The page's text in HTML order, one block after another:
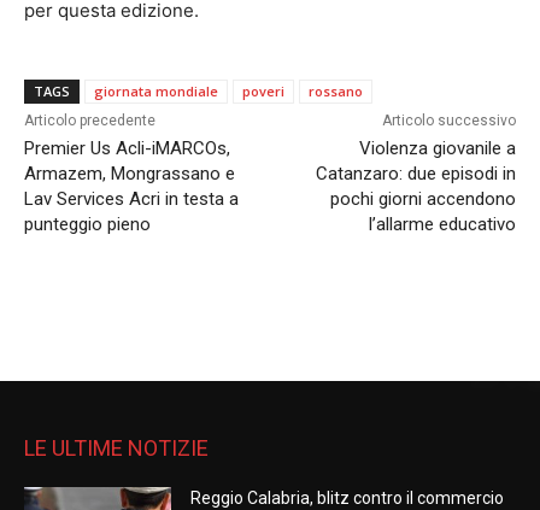
per questa edizione.
TAGS giornata mondiale poveri rossano
Articolo precedente
Premier Us Acli-iMARCOs,
Armazem, Mongrassano e
Lav Services Acri in testa a
punteggio pieno
Articolo successivo
Violenza giovanile a
Catanzaro: due episodi in
pochi giorni accendono
l’allarme educativo
LE ULTIME NOTIZIE
Reggio Calabria, blitz contro il commercio